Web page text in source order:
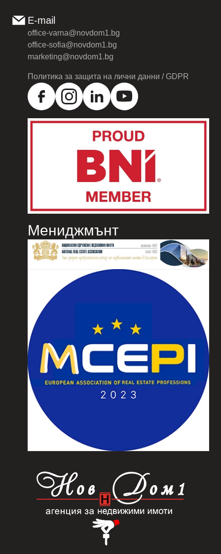
E-mail
office-varna@novdom1.bg
office-sofia@novdom1.bg
marketing@novdom1.bg
Политика за защита на лични данни / GDPR
Мениджмънт